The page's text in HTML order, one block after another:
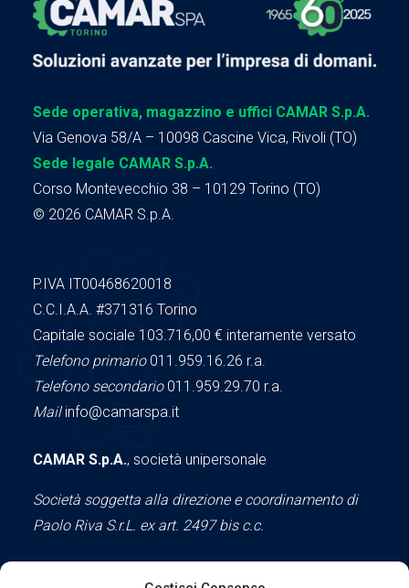
Sede operativa, magazzino e uffici CAMAR S.p.A.
Via Genova 58/A – 10098 Cascine Vica, Rivoli (TO)
Sede legale CAMAR S.p.A.
Corso Montevecchio 38 – 10129 Torino (TO)
© 2026 CAMAR S.p.A.
P.IVA IT00468620018
C.C.I.A.A. #371316 Torino
Capitale sociale 103.716,00 € interamente versato
Telefono primario011.959.16.26 r.a.
Telefono secondario011.959.29.70 r.a.
Mailinfo@camarspa.it
CAMAR S.p.A., società unipersonale
Società soggetta alla direzione e coordinamento di
Paolo Riva S.r.L. ex art. 2497 bis c.c.